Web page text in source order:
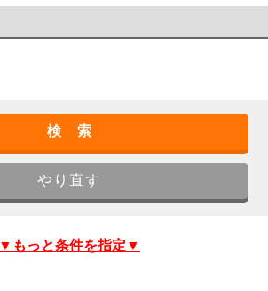
▼もっと条件を指定▼